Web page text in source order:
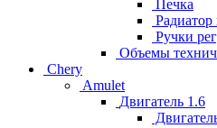
Печка
Радиатор
Ручки
Объемы
Chery
Amulet
Двигатель 1.6